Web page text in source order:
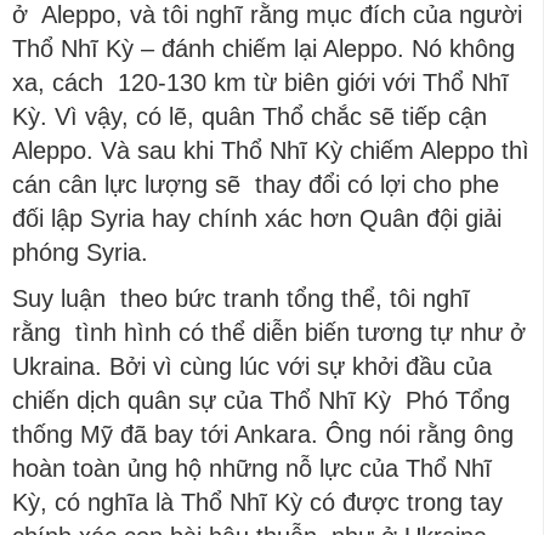
ở Aleppo, và tôi nghĩ rằng mục đích của người
Thổ Nhĩ Kỳ – đánh chiếm lại Aleppo. Nó không
xa, cách 120-130 km từ biên giới với Thổ Nhĩ
Kỳ. Vì vậy, có lẽ, quân Thổ chắc sẽ tiếp cận
Aleppo. Và sau khi Thổ Nhĩ Kỳ chiếm Aleppo thì
cán cân lực lượng sẽ thay đổi có lợi cho phe
đối lập Syria hay chính xác hơn Quân đội giải
phóng Syria.
Suy luận theo bức tranh tổng thể, tôi nghĩ
rằng tình hình có thể diễn biến tương tự như ở
Ukraina. Bởi vì cùng lúc với sự khởi đầu của
chiến dịch quân sự của Thổ Nhĩ Kỳ Phó Tổng
thống Mỹ đã bay tới Ankara. Ông nói rằng ông
hoàn toàn ủng hộ những nỗ lực của Thổ Nhĩ
Kỳ, có nghĩa là Thổ Nhĩ Kỳ có được trong tay